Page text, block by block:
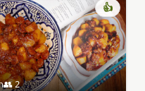
👥 2
👍